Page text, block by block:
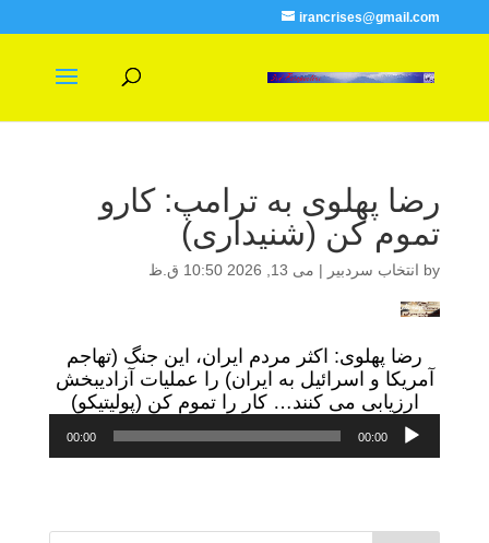
irancrises@gmail.com
رضا پهلوی به ترامپ: کارو
تموم کن (شنیداری)
by انتخاب سردبیر | می 13, 2026 10:50 ق.ظ
رضا پهلوی: اکثر مردم ایران، این جنگ (تهاجم
آمریکا و اسرائیل به ایران) را عملیات آزادیبخش
ارزیابی می کنند… کار را تموم کن (پولیتیکو)
پخش‌کننده
صوت
00:00
00:00